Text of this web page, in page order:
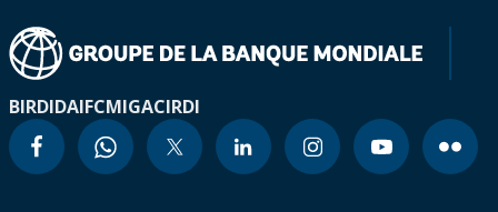
BIRDIDAIFCMIGACIRDI